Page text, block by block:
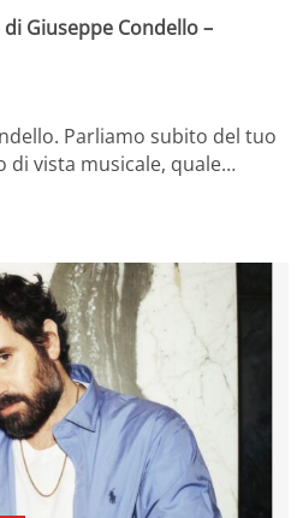
Giuseppe Condello –
Parliamo subito del tuo
di vista musicale, quale…